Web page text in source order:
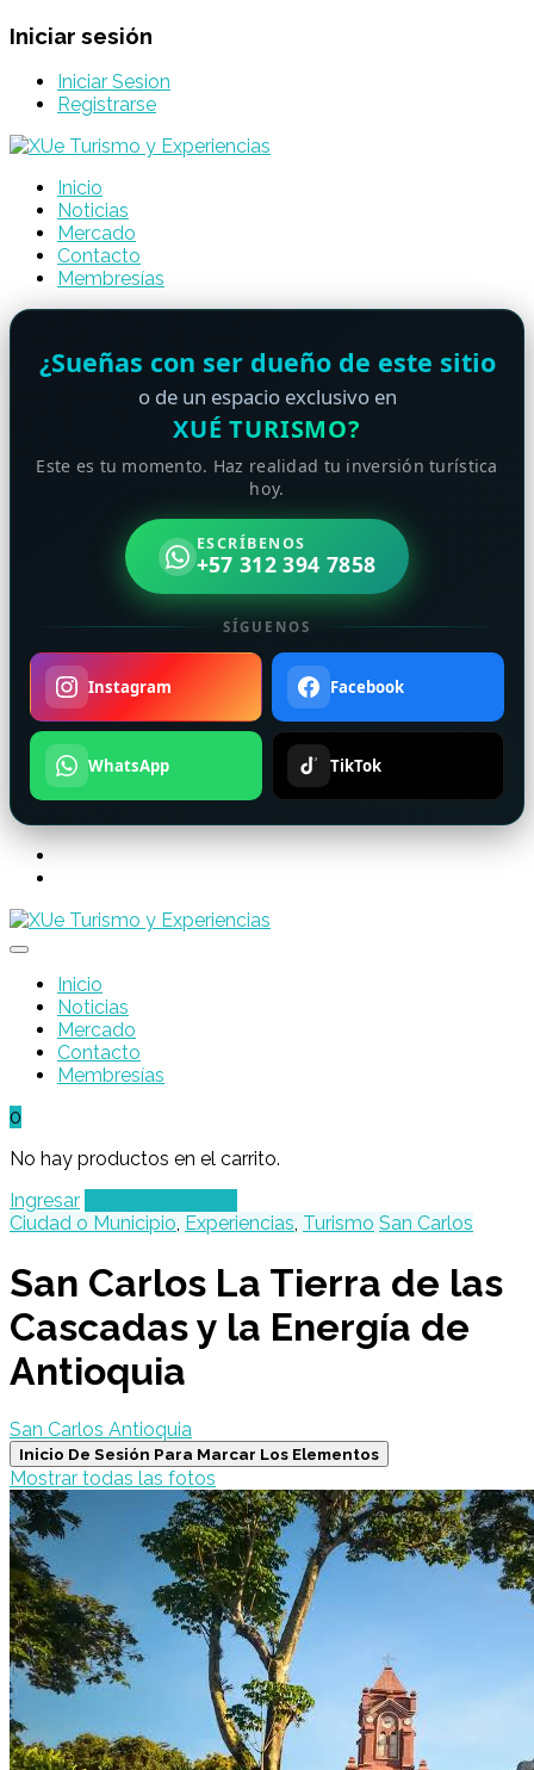
Iniciar sesión
Iniciar Sesion
Registrarse
Inicio
Noticias
Mercado
Contacto
Membresías
¿Sueñas con ser dueño de este sitio
o de un espacio exclusivo en
XUÉ TURISMO?
Este es tu momento. Haz realidad tu inversión turística
hoy.
ESCRÍBENOS
+57 312 394 7858
SÍGUENOS
Instagram Facebook
WhatsApp TikTok
Inicio
Noticias
Mercado
Contacto
Membresías
0
No hay productos en el carrito.
Ingresar
Ciudad o Municipio, Experiencias, Turismo San Carlos
San Carlos La Tierra de las
Cascadas y la Energía de
Antioquia
San Carlos Antioquia
Inicio De Sesión Para Marcar Los Elementos
Mostrar todas las fotos